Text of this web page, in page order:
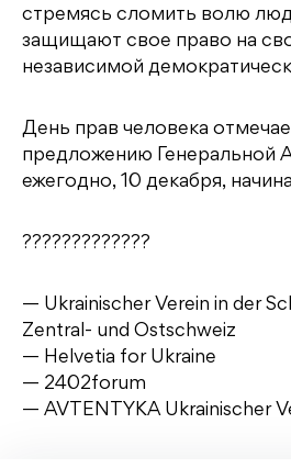
стремясь сломить волю
защищают свое право на
независимой
День прав человека
предложению Генеральной
ежегодно, 10 декабря,
?????????????
— Ukrainischer Verein in der
Zentral- und Ostschweiz
— Helvetia for Ukraine
— 2402forum
— AVTENTYKA Ukrainischer